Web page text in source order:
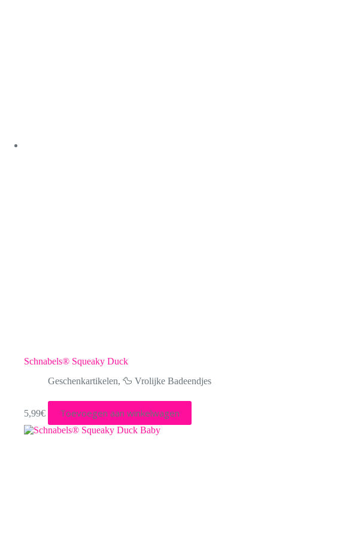
Schnabels® Squeaky Duck
Geschenkartikelen, 🦆 Vrolijke Badeendjes
5,99€ Toevoegen aan winkelwagen